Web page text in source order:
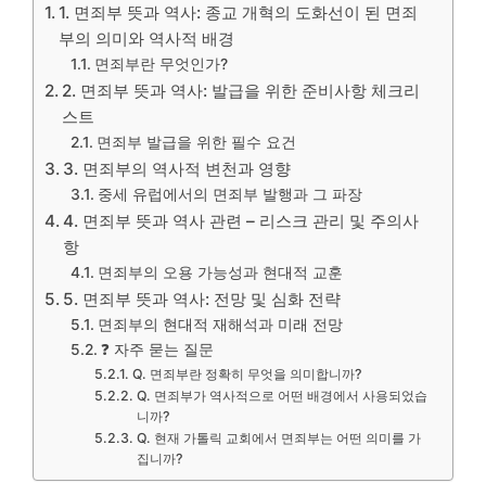
1. 면죄부 뜻과 역사: 종교 개혁의 도화선이 된 면죄
부의 의미와 역사적 배경
면죄부란 무엇인가?
2. 면죄부 뜻과 역사: 발급을 위한 준비사항 체크리
스트
면죄부 발급을 위한 필수 요건
3. 면죄부의 역사적 변천과 영향
중세 유럽에서의 면죄부 발행과 그 파장
4. 면죄부 뜻과 역사 관련 – 리스크 관리 및 주의사
항
면죄부의 오용 가능성과 현대적 교훈
5. 면죄부 뜻과 역사: 전망 및 심화 전략
면죄부의 현대적 재해석과 미래 전망
❓ 자주 묻는 질문
Q. 면죄부란 정확히 무엇을 의미합니까?
Q. 면죄부가 역사적으로 어떤 배경에서 사용되었습
니까?
Q. 현재 가톨릭 교회에서 면죄부는 어떤 의미를 가
집니까?